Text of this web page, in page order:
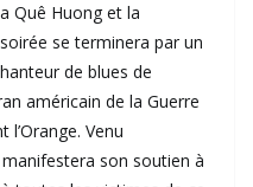
Quê Huong et la
se terminera par un
de blues de
américain de la Guerre
l’Orange. Venu
son soutien à